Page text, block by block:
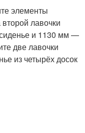
элементы
лавочки
и 1130 мм —
две лавочки
из четырёх досок